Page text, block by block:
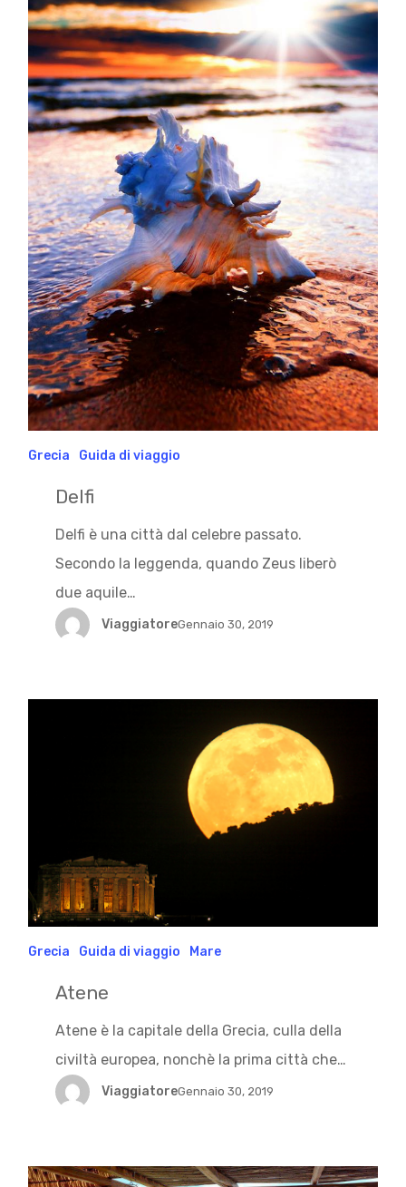
Grecia Guida di viaggio
Delfi
Delfi è una città dal celebre passato.
Secondo la leggenda, quando Zeus liberò
due aquile…
ViaggiatoreGennaio 30, 2019
Grecia Guida di viaggio Mare
Atene
Atene è la capitale della Grecia, culla della
civiltà europea, nonchè la prima città che…
ViaggiatoreGennaio 30, 2019